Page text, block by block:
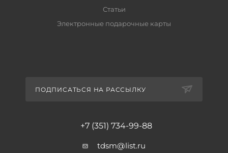
Статьи
Электронные подарочные карты
ПОДПИСАТЬСЯ НА РАССЫЛКУ
+7 (351) 734-99-88
tdsm@list.ru